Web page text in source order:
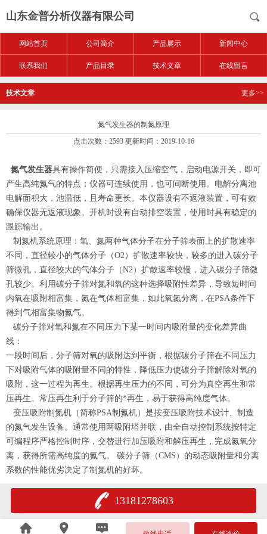
山东金普分析仪器有限公司
网站首页 公司简介 产品展示 新闻中心
联系我们 产品目录 技术文章 在线留言
技术文章 更多>>
氮气发生器的制氮原理
点击次数：2593 更新时间：2019-10-16
氮气发生器具有操作简便，只需接入压缩空气，启动电源开关，即可
产生高纯氮气的特点；仪器可连续使用，也可间断使用。电解分离池
电解面积大，池温低，且寿命更长。本仪器设有不返液装置，可有效
确保仪器无返液现象。开机时设有自动排空装置，使用时具有稳定的
跟踪输出。
制氮机系统原理：氧、氮两种气体分子在分子筛表面上的扩散速率
不同，直径较小的气体分子（O2）扩散速率较快，较多的进入碳分子
筛微孔，直径较大的气体分子（N2）扩散速率较慢，进入碳分子筛微
孔较少。利用碳分子筛对氮和氧的这种选择吸附性差异，导致短时间
内氧在吸附相富集，氮在气体相富集，如此氧氮分离，在PSA条件下
得到气相富集物氮气。
碳分子筛对氧和氮在不同压力下某一时间内吸附量的变化差异曲
线：
一段时间后，分子筛对氧的吸附达到平衡，根据碳分子筛在不同压力
下对吸附气体的吸附量不同的特性，降低压力使碳分子筛解除对氧的
吸附，这一过程为再生。根据再生压力的不同，可分为真空再生和常
压再生。常压再生利于分子筛的*再生，易于获得高纯度气体。
变压吸附制氮机（简称PSA制氮机）是按变压吸附技术设计、制造
的氮气发生设备。通常使用两吸附塔并联，由全自动控制系统按特定
可编程序严格控制时序，交替进行加压吸附和解压再生，完成氮氧分
离，获得所需高纯度的氮气。 碳分子筛（CMS）的动态吸附量和分离
系数的性能优劣决定了制氮机的好坏。
13181278603